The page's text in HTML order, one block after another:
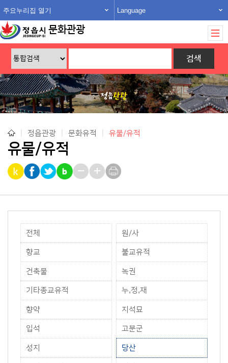
주요누리집 열기 Language
문화관광
정읍관광 문화유적 유물/유적
유물/유적
전체 원/사
향교 불교유적
건축물 녹권
기타종교유적 누,정,재
향약 지석묘
입석 고분군
성지 당산